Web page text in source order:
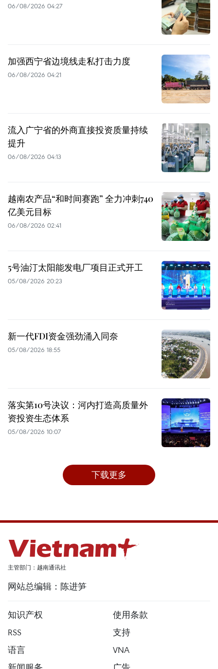
06/08/2026 04:27
加强西宁省边境线走私打击力度
06/08/2026 04:21
流入广宁省的外商直接投资质量持续
提升
06/08/2026 04:13
越南农产品“和时间赛跑” 全力冲刺740
亿美元目标
06/08/2026 02:41
5号油汀太阳能发电厂项目正式开工
05/08/2026 20:23
新一代FDI资金强劲涌入同奈
05/08/2026 18:55
落实第10号决议：河内打造高质量外
资投资生态体系
05/08/2026 10:07
下载更多
主管部门：越南通讯社
网站总编辑：陈进笋
知识产权
使用条款
RSS
支持
语言
VNA